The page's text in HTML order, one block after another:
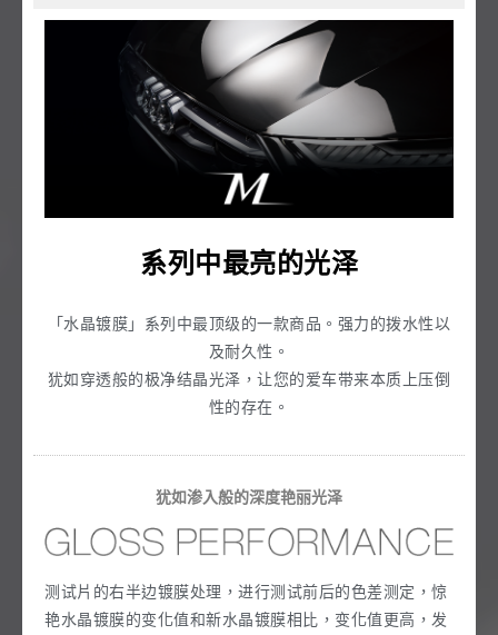
系列中最亮的光泽
「水晶镀膜」系列中最顶级的一款商品。强力的拨水性以
及耐久性。
犹如穿透般的极净结晶光泽，让您的爱车带来本质上压倒
性的存在。
犹如渗入般的深度艳丽光泽
测试片的右半边镀膜处理，进行测试前后的色差测定，惊
艳水晶镀膜的变化值和新水晶镀膜相比，变化值更高，发